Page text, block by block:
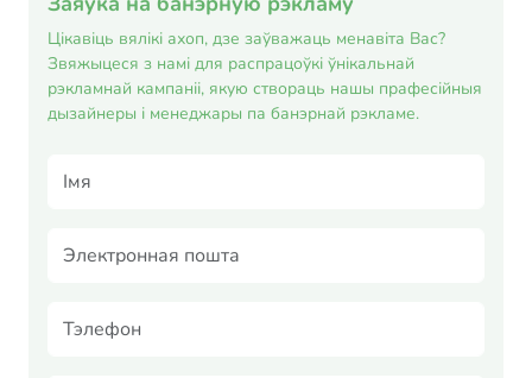
Цікавіць вялікі ахоп, дзе заўважаць менавіта Вас?
Звяжыцеся з намі для распрацоўкі ўнікальнай
рэкламнай кампаніі, якую створаць нашы прафесійныя
дызайнеры і менеджары па банэрнай рэкламе.